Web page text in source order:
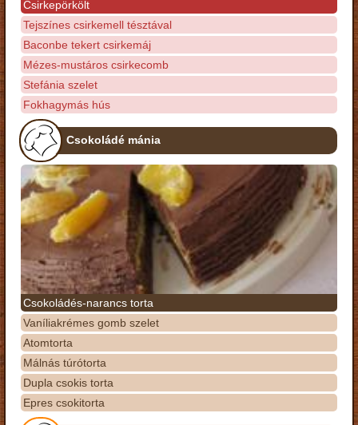
Csirkepörkölt
Tejszínes csirkemell tésztával
Baconbe tekert csirkemáj
Mézes-mustáros csirkecomb
Stefánia szelet
Fokhagymás hús
Csokoládé mánia
Csokoládés-narancs torta
Vaníliakrémes gomb szelet
Atomtorta
Málnás túrótorta
Dupla csokis torta
Epres csokitorta